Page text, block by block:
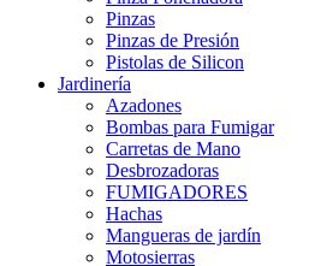
Pinzas
Pinzas de Presión
Pistolas de Silicon
Jardinería
Azadones
Bombas para Fumigar
Carretas de Mano
Desbrozadoras
FUMIGADORES
Hachas
Mangueras de jardín
Motosierras